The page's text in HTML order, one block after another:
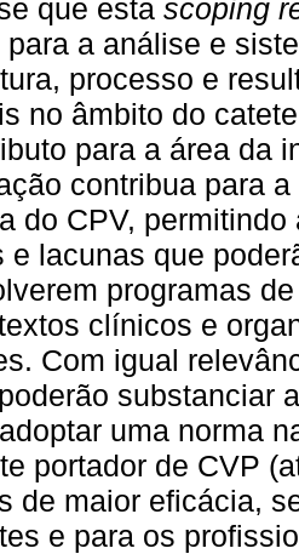
que esta scoping
para a análise e
processo e
no âmbito do
para a área da
contribua para
do CPV,
e lacunas que
programas
clínicos e
Com igual
substanciar
uma norma
portador de CVP
de maior eficácia,
e para os